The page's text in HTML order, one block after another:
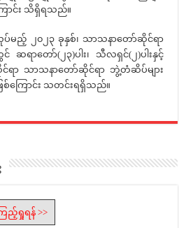
ောင်း သိရှိရသည်။
၂၀၂၃ ခုနှစ်၊ သာသနာတော်ဆိုင်ရာ
ာတော်(၂၃)ပါး၊ သီလရှင်(၂)ပါးနှင့်
ာ သာသနာတော်ဆိုင်ရာ ဘွဲ့တံဆိပ်များ
ကြောင်း သတင်းရရှိသည်။
ြည့်ရှုရန် >>